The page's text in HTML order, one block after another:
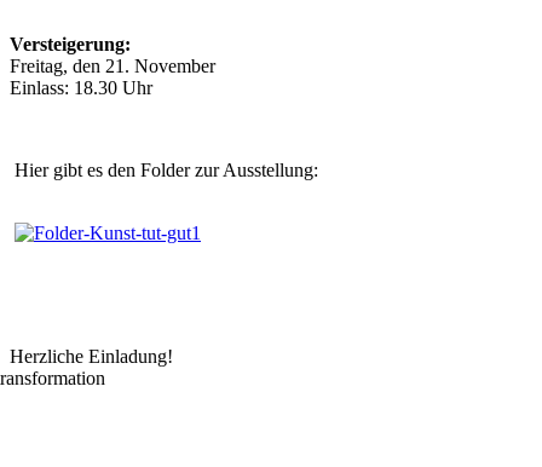
Versteigerung:
Freitag, den 21. November
Einlass: 18.30 Uhr
Hier gibt es den Folder zur Ausstellung:
Herzliche Einladung!